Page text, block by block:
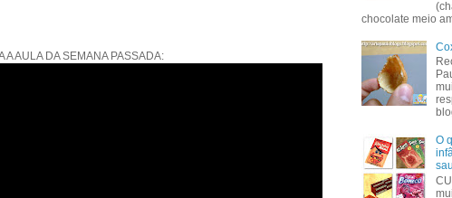
A AULA DA SEMANA PASSADA:
chocolate meio
O